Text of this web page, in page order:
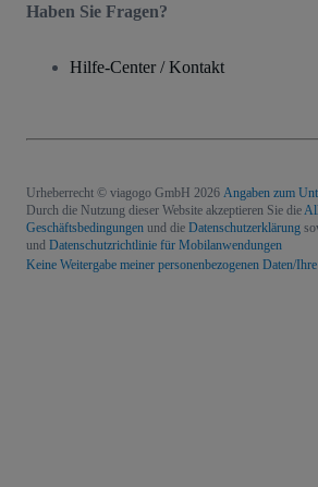
Haben Sie Fragen?
Hilfe-Center / Kontakt
Urheberrecht © viagogo GmbH 2026 Angaben zum
Durch die Nutzung dieser Website akzeptieren Sie die
Geschäftsbedingungen und die Datenschutzerklärung
und Datenschutzrichtlinie für Mobilanwendungen
Keine Weitergabe meiner personenbezogenen Daten/